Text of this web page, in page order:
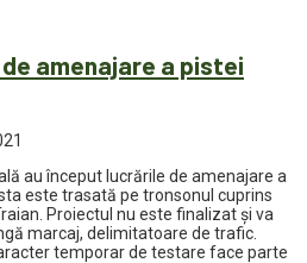
amenajare a pistei
au început lucrările de amenajare a
este trasată pe tronsonul cuprins
Proiectul nu este finalizat și va
marcaj, delimitatoare de trafic.
temporar de testare face parte